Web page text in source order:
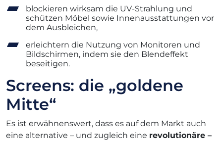
blockieren wirksam die UV-Strahlung und
schützen Möbel sowie Innenausstattungen vor
dem Ausbleichen,
erleichtern die Nutzung von Monitoren und
Bildschirmen, indem sie den Blendeffekt
beseitigen.
Screens: die „goldene
Mitte“
Es ist erwähnenswert, dass es auf dem Markt auch
eine alternative – und zugleich eine revolutionäre –